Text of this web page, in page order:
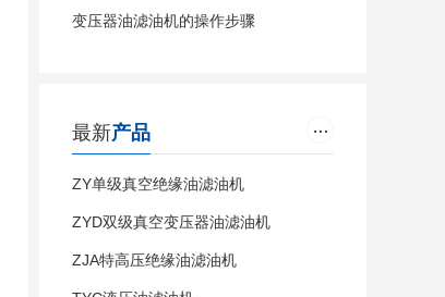
变压器油滤油机的操作步骤
最新产品
ZY单级真空绝缘油滤油机
ZYD双级真空变压器油滤油机
ZJA特高压绝缘油滤油机